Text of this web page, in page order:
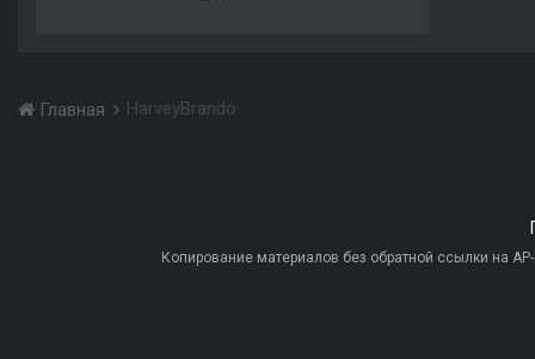
Главная HarveyBrando
Копирование материалов без обратной ссылки на